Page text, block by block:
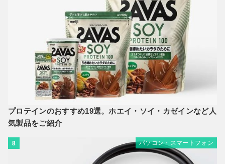
プロテインのおすすめ19選。ホエイ・ソイ・カゼインなど人
気製品をご紹介
8 パソコン・スマートフォン